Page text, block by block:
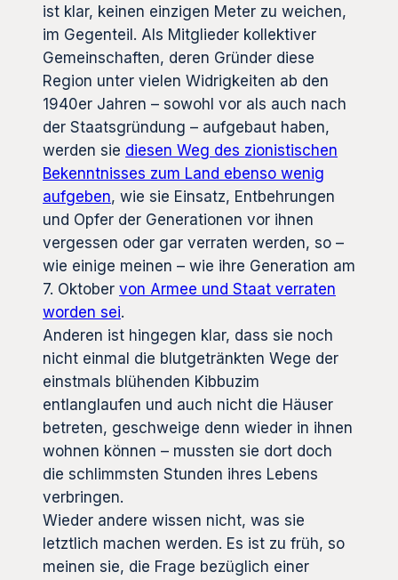
ist klar, keinen einzigen Meter zu weichen,
im Gegenteil. Als Mitglieder kollektiver
Gemeinschaften, deren Gründer diese
Region unter vielen Widrigkeiten ab den
1940er Jahren – sowohl vor als auch nach
der Staatsgründung – aufgebaut haben,
werden sie diesen Weg des zionistischen
Bekenntnisses zum Land ebenso wenig
aufgeben, wie sie Einsatz, Entbehrungen
und Opfer der Generationen vor ihnen
vergessen oder gar verraten werden, so –
wie einige meinen – wie ihre Generation am
7. Oktober von Armee und Staat verraten
worden sei.
Anderen ist hingegen klar, dass sie noch
nicht einmal die blutgetränkten Wege der
einstmals blühenden Kibbuzim
entlanglaufen und auch nicht die Häuser
betreten, geschweige denn wieder in ihnen
wohnen können – mussten sie dort doch
die schlimmsten Stunden ihres Lebens
verbringen.
Wieder andere wissen nicht, was sie
letztlich machen werden. Es ist zu früh, so
meinen sie, die Frage bezüglich einer